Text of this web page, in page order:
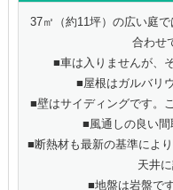
37㎡（約11坪）の広い庭
合わせ
■車は入りませんが、
■屋根はガルバリ
■壁はサイディングです。
■風通しの良い
■断熱材も最新の基準によ
天井
■地盤は岩盤で